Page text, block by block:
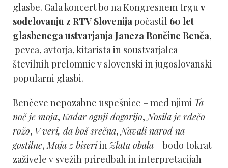
glasbe. Gala koncert bo na Kongresnem trguv
sodelovanju z RTV Slovenijapočastil 60 let
glasbenega ustvarjanja Janeza Bončine Benča,
pevca, avtorja, kitarista in soustvarjalca
številnih prelomnic v slovenski in jugoslovanski
popularni glasbi.
Benčeve nepozabne uspešnice – med njimi Ta
noč je moja,Kadar ognji dogorijo,Nosila je rdečo
rožo, V veri, da boš srečna,Navali narod na
gostilne,Maja z biseriinZlata obala – bodo tokrat
zaživele v svežih priredbah in interpretacijah